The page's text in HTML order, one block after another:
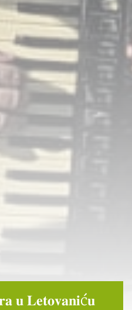
𝐮 𝐋𝐞𝐭𝐨𝐯𝐚𝐧𝐢ć𝐮